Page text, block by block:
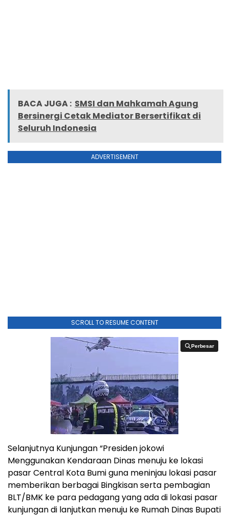
BACA JUGA : SMSI dan Mahkamah Agung
Bersinergi Cetak Mediator Bersertifikat di
Seluruh Indonesia
ADVERTISEMENT
SCROLL TO RESUME CONTENT
Perbesar
Perbesar
Selanjutnya Kunjungan “Presiden jokowi
Menggunakan Kendaraan Dinas menuju ke lokasi
pasar Central Kota Bumi guna meninjau lokasi pasar
memberikan berbagai Bingkisan serta pembagian
BLT/BMK ke para pedagang yang ada di lokasi pasar
kunjungan di lanjutkan menuju ke Rumah Dinas Bupati